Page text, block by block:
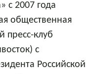
с 2007 года
общественная
пресс-клуб
с
Российской